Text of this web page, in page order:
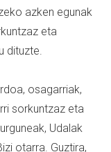
azken egunak
eta
dituzte.
osagarriak,
sorkuntzaz eta
Udalak
otarra. Guztira,